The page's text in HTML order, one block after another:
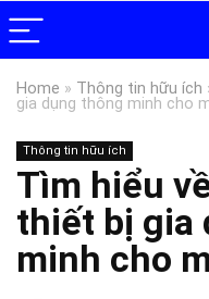
Home » Thông tin hữu ích
gia dụng thông minh cho
Thông tin hữu ích
Tìm hiểu
thiết bị gia
minh cho